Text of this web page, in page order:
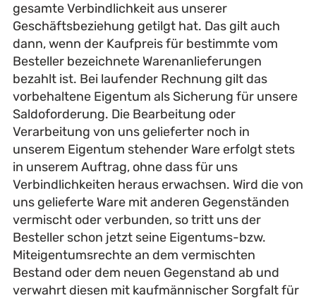
gesamte Verbindlichkeit aus unserer
Geschäftsbeziehung getilgt hat. Das gilt auch
dann, wenn der Kaufpreis für bestimmte vom
Besteller bezeichnete Warenanlieferungen
bezahlt ist. Bei laufender Rechnung gilt das
vorbehaltene Eigentum als Sicherung für unsere
Saldoforderung. Die Bearbeitung oder
Verarbeitung von uns gelieferter noch in
unserem Eigentum stehender Ware erfolgt stets
in unserem Auftrag, ohne dass für uns
Verbindlichkeiten heraus erwachsen. Wird die von
uns gelieferte Ware mit anderen Gegenständen
vermischt oder verbunden, so tritt uns der
Besteller schon jetzt seine Eigentums-bzw.
Miteigentumsrechte an dem vermischten
Bestand oder dem neuen Gegenstand ab und
verwahrt diesen mit kaufmännischer Sorgfalt für